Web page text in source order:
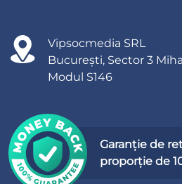
Vipsocmedia SRL
București, Sector 3
Modul S146
Garanție de
proporție de